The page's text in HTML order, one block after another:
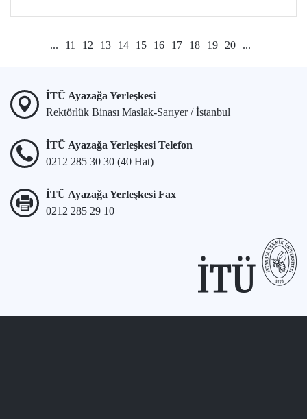
... 11 12 13 14 15 16 17 18 19 20 ...
İTÜ Ayazağa Yerleşkesi
Rektörlük Binası Maslak-Sarıyer / İstanbul
İTÜ Ayazağa Yerleşkesi Telefon
0212 285 30 30 (40 Hat)
İTÜ Ayazağa Yerleşkesi Fax
0212 285 29 10